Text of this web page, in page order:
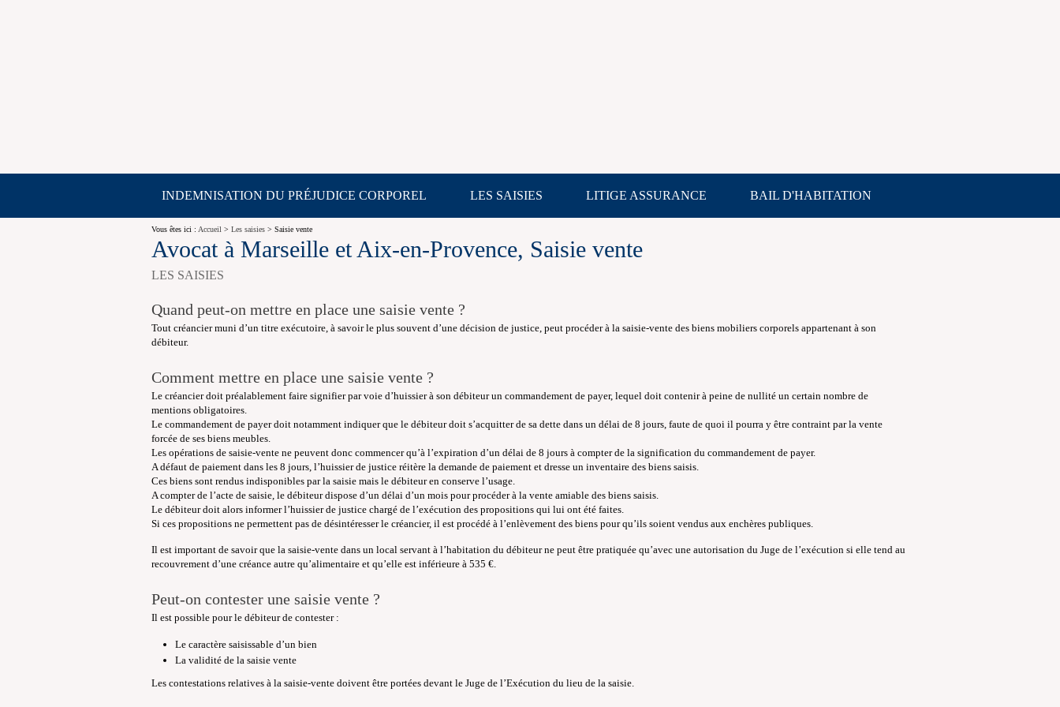
INDEMNISATION DU PRÉJUDICE CORPOREL LES SAISIES LITIGE ASSURANCE BAIL D'HABITATION
Avocat à Marseille et Aix-en-Provence, Saisie vente
LES SAISIES
Vous êtes ici : Accueil > Les saisies > Saisie vente
Quand peut-on mettre en place une saisie vente ?
Tout créancier muni d’un titre exécutoire, à savoir le plus souvent d’une décision de justice, peut procéder à la saisie-vente des biens mobiliers corporels appartenant à son
débiteur.
Comment mettre en place une saisie vente ?
Le créancier doit préalablement faire signifier par voie d’huissier à son débiteur un commandement de payer, lequel doit contenir à peine de nullité un certain nombre de
mentions obligatoires.
Le commandement de payer doit notamment indiquer que le débiteur doit s’acquitter de sa dette dans un délai de 8 jours, faute de quoi il pourra y être contraint par la vente
forcée de ses biens meubles.
Les opérations de saisie-vente ne peuvent donc commencer qu’à l’expiration d’un délai de 8 jours à compter de la signification du commandement de payer.
A défaut de paiement dans les 8 jours, l’huissier de justice réitère la demande de paiement et dresse un inventaire des biens saisis.
Ces biens sont rendus indisponibles par la saisie mais le débiteur en conserve l’usage.
A compter de l’acte de saisie, le débiteur dispose d’un délai d’un mois pour procéder à la vente amiable des biens saisis.
Le débiteur doit alors informer l’huissier de justice chargé de l’exécution des propositions qui lui ont été faites.
Si ces propositions ne permettent pas de désintéresser le créancier, il est procédé à l’enlèvement des biens pour qu’ils soient vendus aux enchères publiques.
Il est important de savoir que la saisie-vente dans un local servant à l’habitation du débiteur ne peut être pratiquée qu’avec une autorisation du Juge de l’exécution si elle tend au
recouvrement d’une créance autre qu’alimentaire et qu’elle est inférieure à 535 €.
Peut-on contester une saisie vente ?
Il est possible pour le débiteur de contester :
Le caractère saisissable d’un bien
La validité de la saisie vente
Les contestations relatives à la saisie-vente doivent être portées devant le Juge de l’Exécution du lieu de la saisie.